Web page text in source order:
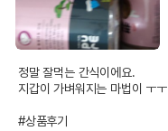
정말 잘먹는 간식이에요.
지갑이 가벼워지는 마법이 ㅜㅜ
#상품후기